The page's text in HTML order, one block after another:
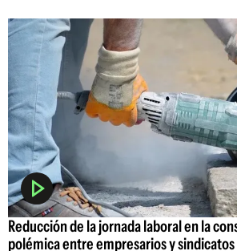
Reducción de la jornada laboral en la
polémica entre empresarios y sindicatos